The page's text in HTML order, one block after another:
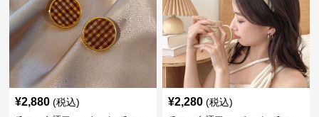
¥2,880 (税込) ¥2,280 (税込)